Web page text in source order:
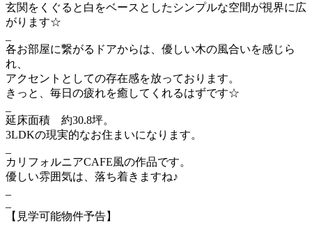
玄関をくぐると白をベースとしたシンプルな空間が視界に広
がります☆
各お部屋に繋がるドアからは、優しい木の風合いを感じら
れ、
アクセントとしての存在感を放っております。
きっと、毎日の疲れを癒してくれるはずです☆
延床面積 約30.8坪。
3LDKの現実的なお住まいになります。
カリフォルニアCAFE風の作品です。
優しい雰囲気は、落ち着きますね♪
【見学可能物件予告】